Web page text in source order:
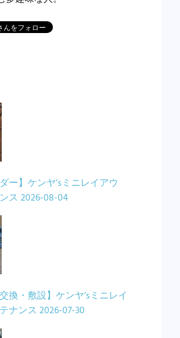
ー】ケンヤ’sミニレイアウ
ス 2026-08-04
換・敷設】ケンヤ’sミニレイ
ナンス 2026-07-30